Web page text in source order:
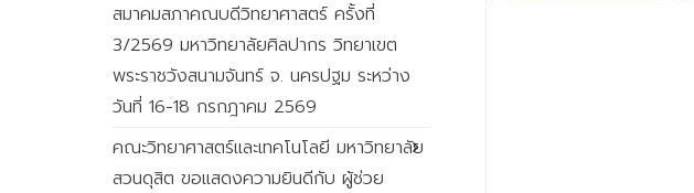
สมาคมสภาคณบดีวิทยาศาสตร์ ครั้งที่
3/2569 มหาวิทยาลัยศิลปากร วิทยาเขต
พระราชวังสนามจันทร์ จ. นครปฐม ระหว่าง
วันที่ 16-18 กรกฎาคม 2569
คณะวิทยาศาสตร์และเทคโนโลยี มหาวิทยาลัย
สวนดุสิต ขอแสดงความยินดีกับ ผู้ช่วย